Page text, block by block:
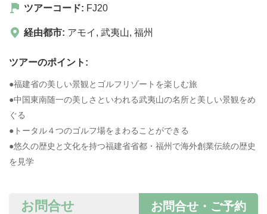
ツアーコード: FJ20
経由都市: アモイ , 武夷山, 福州
ツアーのポイント:
●福建省の美しい景観とゴルフリゾートを楽しむ旅
●中国東南随一の美しさといわれる武夷山の名所と美しい景観をめ
ぐる
●トータル４つのゴルフ場をまわることができる
●悠久の歴史と文化を持つ福建省省都・福州で海外創業伝統の歴史
を見学
お問合せ・ご予約
お問合せ